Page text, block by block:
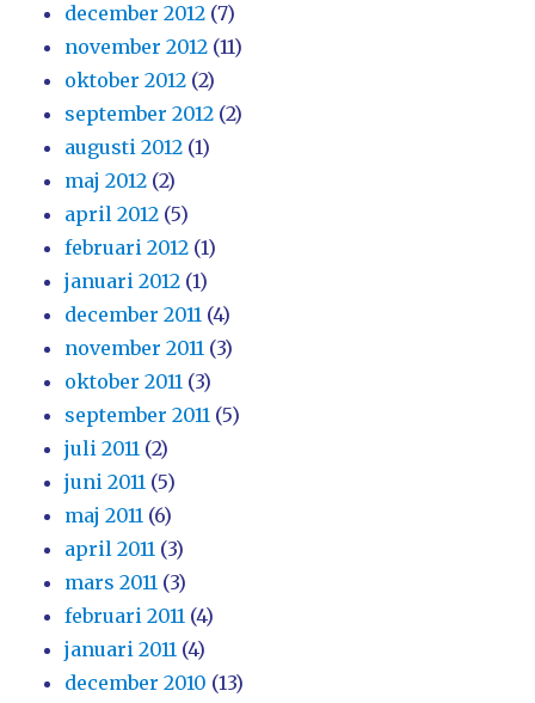
december 2012 (7)
november 2012 (11)
oktober 2012 (2)
september 2012 (2)
augusti 2012 (1)
maj 2012 (2)
april 2012 (5)
februari 2012 (1)
januari 2012 (1)
december 2011 (4)
november 2011 (3)
oktober 2011 (3)
september 2011 (5)
juli 2011 (2)
juni 2011 (5)
maj 2011 (6)
april 2011 (3)
mars 2011 (3)
februari 2011 (4)
januari 2011 (4)
december 2010 (13)